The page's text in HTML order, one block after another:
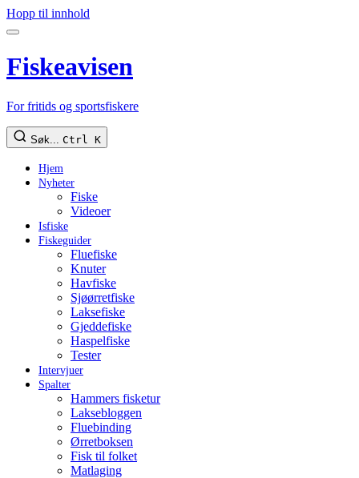
Hopp til innhold
Fiskeavisen
For fritids og sportsfiskere
Søk... Ctrl K
Hjem
Nyheter
Fiske
Videoer
Isfiske
Fiskeguider
Fluefiske
Knuter
Havfiske
Sjøørretfiske
Laksefiske
Gjeddefiske
Haspelfiske
Tester
Intervjuer
Spalter
Hammers fisketur
Laksebloggen
Fluebinding
Ørretboksen
Fisk til folket
Matlaging